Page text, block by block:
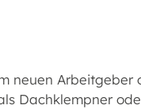
neuen Arbeitgeber
Dachklempner